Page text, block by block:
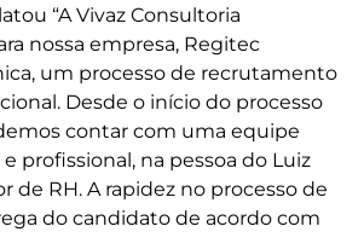
“A Vivaz Consultoria
nossa empresa, Regitec
um processo de recrutamento
Desde o início do processo
contar com uma equipe
profissional, na pessoa do Luiz
de RH. A rapidez no processo de
do candidato de acordo com